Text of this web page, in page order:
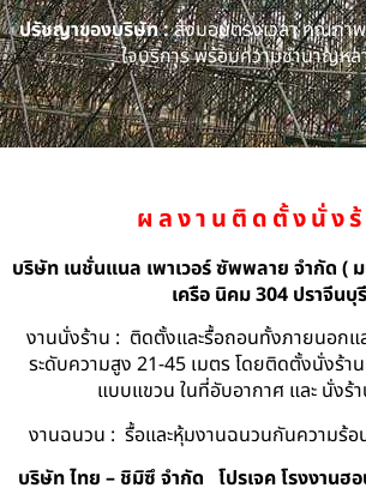
ปรัชญาของบริษัท :ส่งมอบตรงเวลา คุณภา
ใจบริการ พร้อมความชำนาญห
ผลงานติดตั้งนั่ง
บริษัท เนชั่นแนล เพาเวอร์ ซัพพลาย จำกัด (
เครือ นิคม 304 ปราจีนบุรี
งานนั่งร้าน : ติดตั้งและรื้อถอนทั้งภายนอกแ
ระดับความสูง 21-45 เมตร โดยติดตั้งนั่งร้า
แบบแขวน ในที่อับอากาศ และ นั่งร้
งานฉนวน : รื้อและหุ้มงานฉนวนกันความร้อ
บริษัท ไทย – ชิมิซึ จำกัด โปรเจค โรงงานฮ